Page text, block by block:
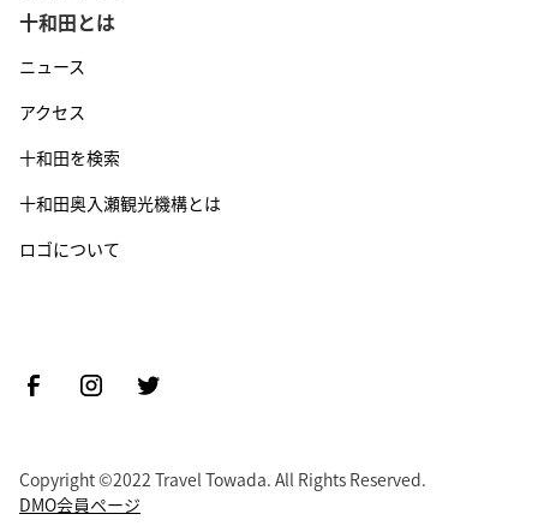
十和田とは
ニュース
アクセス
十和田を検索
十和田奥入瀬観光機構とは
ロゴについて
Copyright ©2022 Travel Towada. All Rights Reserved.
DMO会員ページ